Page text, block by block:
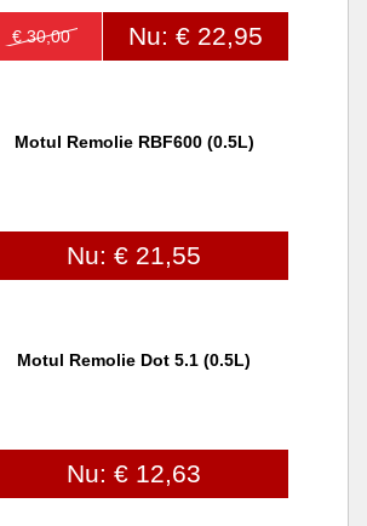
€ 30,00 Nu: € 22,95
Motul Remolie RBF600 (0.5L)
Nu: € 21,55
Motul Remolie Dot 5.1 (0.5L)
Nu: € 12,63